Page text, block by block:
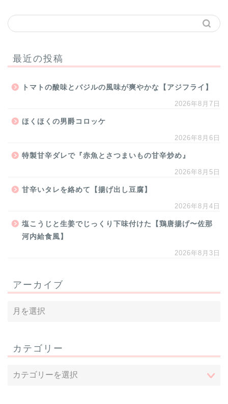
最近の投稿
トマトの酸味とバジルの風味が爽やかな【アジフライ】
2026年8月7日
ほくほくの男爵コロッケ
2026年8月6日
特製甘辛ダレで『赤魚とさつまいもの甘辛炒め』
2026年8月5日
甘辛いタレを絡めて【揚げ出し豆腐】
2026年8月4日
塩こうじと生姜でじっくり下味付けた【鶏唐揚げ〜佐那
河内給食風】
2026年8月3日
アーカイブ
カテゴリー